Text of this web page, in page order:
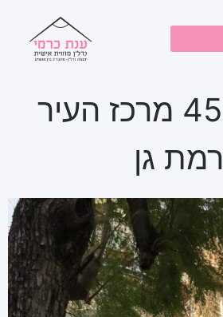
המעגל 45 מרכז העיר
רמת גן